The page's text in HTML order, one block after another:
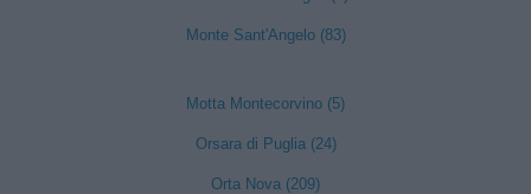
Monte Sant'Angelo (83)
Motta Montecorvino (5)
Orsara di Puglia (24)
Orta Nova (209)